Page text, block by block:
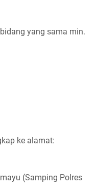
yang sama min.
ke alamat:
(Samping Polres